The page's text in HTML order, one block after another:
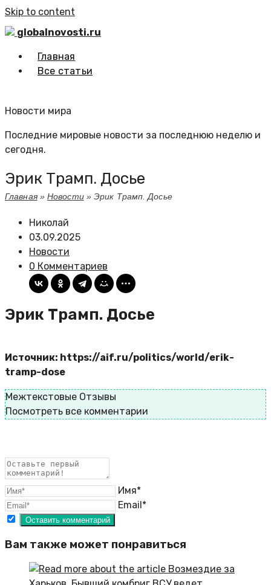
Skip to content
globalnovosti.ru
Главная
Все статьи
Новости мира
Последние мировые новости за последнюю неделю и
сегодня.
Эрик Трамп. Досье
Главная»Новости»Эрик Трамп. Досье
Николай
03.09.2025
Новости
0 Комментариев
Эрик Трамп. Досье
Источник: https://aif.ru/politics/world/erik-
tramp-dose
Межтекстовые Отзывы
Посмотреть все комментарии
Имя*
Email*
Вам также может понравиться